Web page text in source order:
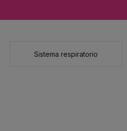
Sistema respiratorio